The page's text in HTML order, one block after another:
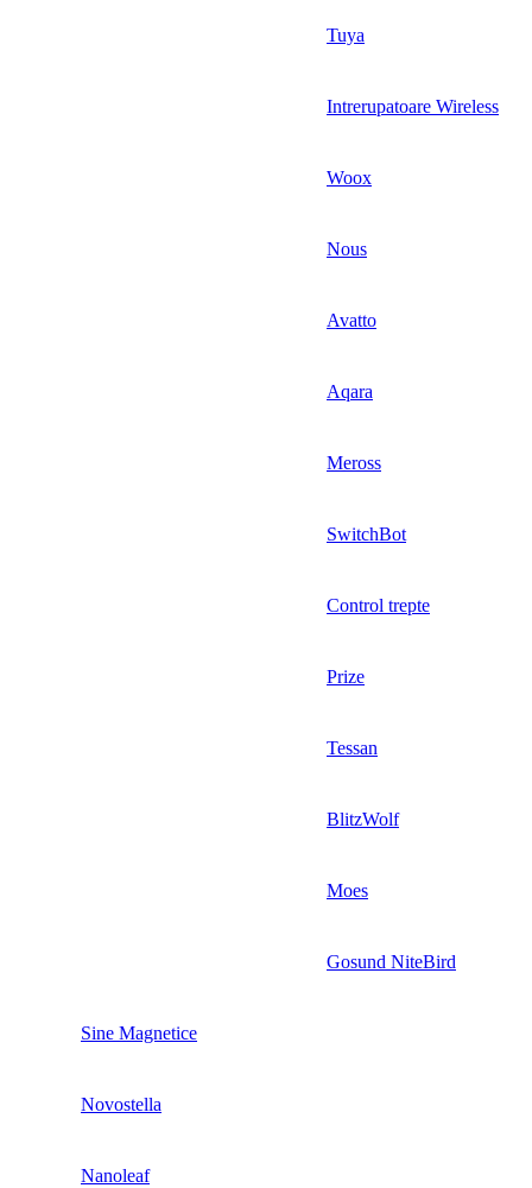
Tuya
Intrerupatoare Wireless
Woox
Nous
Avatto
Aqara
Meross
SwitchBot
Control trepte
Prize
Tessan
BlitzWolf
Moes
Gosund NiteBird
Sine Magnetice
Novostella
Nanoleaf